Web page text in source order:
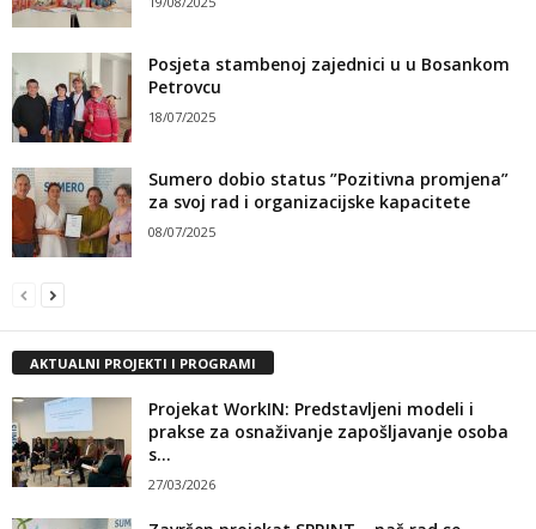
Posjeta stambenoj zajednici u u Bosankom
Petrovcu
18/07/2025
Sumero dobio status ”Pozitivna promjena”
za svoj rad i organizacijske kapacitete
08/07/2025
AKTUALNI PROJEKTI I PROGRAMI
Projekat WorkIN: Predstavljeni modeli i
prakse za osnaživanje zapošljavanje osoba
s...
27/03/2026